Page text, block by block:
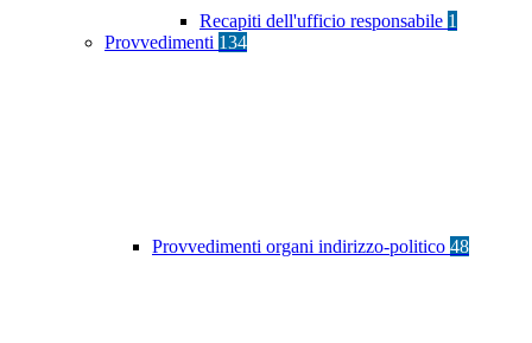
Recapiti dell'ufficio responsabile 1
Provvedimenti 134
Provvedimenti organi indirizzo-politico 48